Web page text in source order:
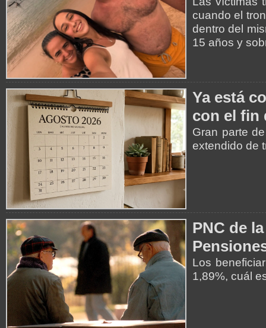
cuando el
dentro del
15 años y
Ya está
con el fin
Gran parte
extendido de
PNC de
Los
1,89%, cuál